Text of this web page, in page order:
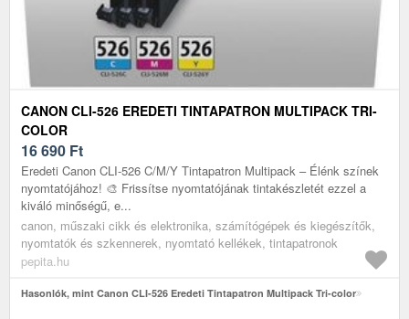
CANON CLI-526 EREDETI TINTAPATRON MULTIPACK TRI-
COLOR
16 690 Ft
Eredeti Canon CLI-526 C/M/Y Tintapatron Multipack – Élénk színek
nyomtatójához! 🎨 Frissítse nyomtatójának tintakészletét ezzel a
kiváló minőségű, e...
canon, műszaki cikk és elektronika, számítógépek és kiegészítők,
nyomtatók és szkennerek, nyomtató kellékek, tintapatronok
pepita.hu
Hasonlók, mint Canon CLI-526 Eredeti Tintapatron Multipack Tri-color